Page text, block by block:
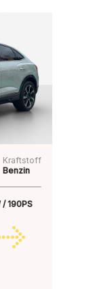
Kraftstoff
Benzin
/ 190PS